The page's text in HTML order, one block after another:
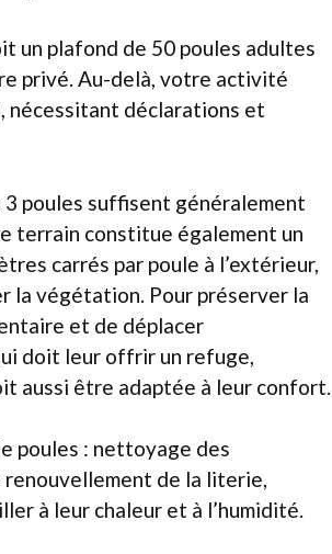
un plafond de 50 poules adultes
privé. Au-delà, votre activité
nécessitant déclarations et
poules suffisent généralement
terrain constitue également un
carrés par poule à l’extérieur,
la végétation. Pour préserver la
et de déplacer
doit leur offrir un refuge,
aussi être adaptée à leur confort.
poules : nettoyage des
renouvellement de la literie,
à leur chaleur et à l’humidité.